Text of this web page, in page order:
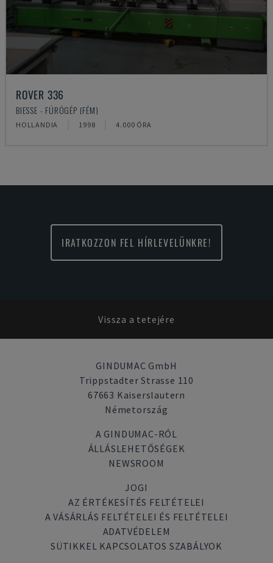
ROVER 336
BIESSE - FÚRÓGÉP (FÉM)
HOLLANDIA 1998 4.000 ÓRA
IRATKOZZON FEL HÍRLEVELÜNKRE!
Vissza a tetejére
GINDUMAC GmbH
Trippstadter Strasse 110
67663 Kaiserslautern
Németország
A GINDUMAC-RÓL
ÁLLÁSLEHETŐSÉGEK
NEWSROOM
JOGI
AZ ÉRTÉKESÍTÉS FELTÉTELEI
A VÁSÁRLÁS FELTÉTELEI ÉS FELTÉTELEI
ADATVÉDELEM
SÜTIKKEL KAPCSOLATOS SZABÁLYOK